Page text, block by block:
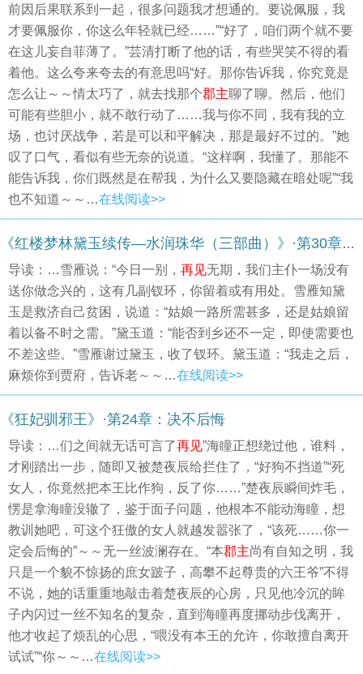
前因后果联系到一起，很多问题我才想通的。要说佩服，我
才要佩服你，你这么年轻就已经……”“好了，咱们两个就不要
在这儿妄自菲薄了。”芸清打断了他的话，有些哭笑不得的看
着他。这么夸来夸去的有意思吗“好。那你告诉我，你究竟是
怎么让～～情太巧了，就去找那个郡主聊了聊。然后，他们
可能有些胆小，就不敢行动了……我与你不同，我有我的立
场，也讨厌战争，若是可以和平解决，那是最好不过的。”她
叹了口气，看似有些无奈的说道。“这样啊，我懂了。那能不
能告诉我，你们既然是在帮我，为什么又要隐藏在暗处呢”“我
也不知道～～…在线阅读>>
《红楼梦林黛玉续传—水润珠华（三部曲）》·第30章：二十四 遇雪雁黛玉出城门 惊事变水溶搜贾府(1)
导读：…雪雁说：“今日一别， 再见无期，我们主仆一场没有
送你做念兴的，这有几副钗环，你留着或有用处。雪雁知黛
玉是救济自己贫困，说道：“姑娘一路所需甚多，还是姑娘留
着以备不时之需。”黛玉道：“能否到乡还不一定，即使需要也
不差这些。”雪雁谢过黛玉，收了钗环。黛玉道：“我走之后，
麻烦你到贾府，告诉老～～…在线阅读>>
《狂妃驯邪王》·第24章：决不后悔
导读：…们之间就无话可言了再见”海瞳正想绕过他，谁料，
才刚踏出一步，随即又被楚夜辰给拦住了，“好狗不挡道”“死
女人，你竟然把本王比作狗，反了你……”楚夜辰瞬间炸毛，
愣是拿海瞳没辙了，鉴于面子问题，他根本不能动海瞳，想
教训她吧，可这个狂傲的女人就越发嚣张了，“该死……你一
定会后悔的”～～无一丝波澜存在。“本郡主尚有自知之明，我
只是一个貌不惊扬的庶女跛子，高攀不起尊贵的六王爷”不得
不说，她的话重重地敲击着楚夜辰的心房，只见他冷沉的眸
子内闪过一丝不知名的复杂，直到海瞳再度挪动步伐离开，
他才收起了烦乱的心思，“喂没有本王的允许，你敢擅自离开
试试”“你～～…在线阅读>>